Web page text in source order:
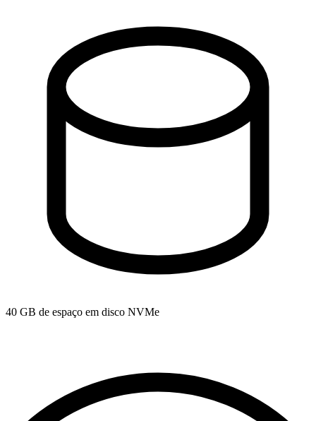
40 GB de espaço em disco NVMe